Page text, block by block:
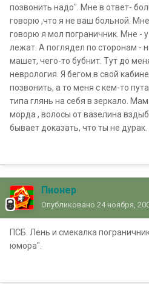
позвонить надо". Мне в ответ-
говорю ,что я не ваш больной.
говорю я мол пограничник. Мне - у
лежат. А поглядел по сторонам -
машет, чего-то бубнит. Тут до
неврология. Я бегом в свой
позвонить, а то меня с кем-то
типа глянь на себя в зеркало.
морда , волосы от вазелина
бывает доказать, что ты не дурак.
Пионер
Опубликовано 24 ноября,
ПСБ. Лень и смекалка
юмора".